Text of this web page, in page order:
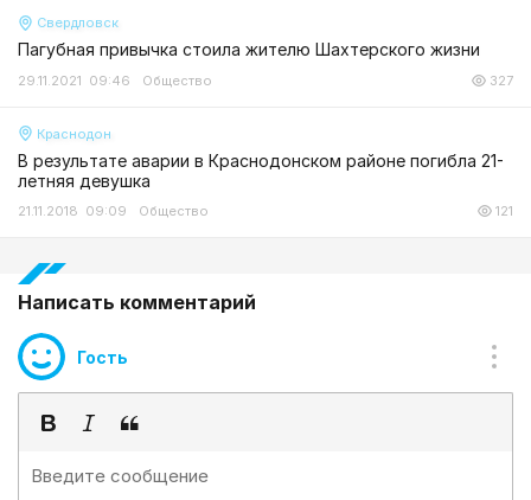
Свердловск
Пагубная привычка стоила жителю Шахтерского жизни
29.11.2021 09:46 Общество 327
Краснодон
В результате аварии в Краснодонском районе погибла 21-
летняя девушка
21.11.2018 09:09 Общество 121
Написать комментарий
Гость